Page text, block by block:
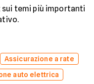
temi più importanti
Assicurazione a rate
auto elettrica